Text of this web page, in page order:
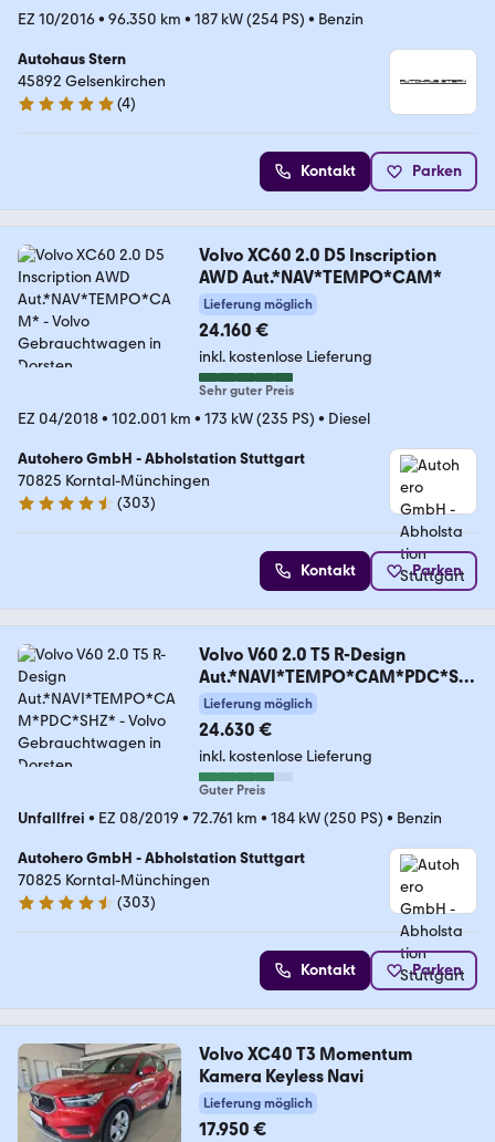
EZ 10/2016• 96.350 km • 187 kW (254 PS) • Benzin
Autohaus Stern
45892 Gelsenkirchen
5 Sterne
(4)
Kontakt Parken
Volvo XC60 2.0 D5 Inscription
AWD Aut.*NAV*TEMPO*CAM*
Lieferung möglich
24.160 €
inkl. kostenlose Lieferung
Sehr guter Preis
EZ 04/2018• 102.001 km • 173 kW (235 PS) • Diesel
Autohero GmbH - Abholstation Stuttgart
70825 Korntal-Münchingen
4.4 Sterne
(303)
Kontakt Parken
Volvo V60 2.0 T5 R-Design
Aut.*NAVI*TEMPO*CAM*PDC*SH
Z*
Lieferung möglich
24.630 €
inkl. kostenlose Lieferung
Guter Preis
Unfallfrei • EZ 08/2019 • 72.761 km • 184 kW (250 PS) • Benzin
Autohero GmbH - Abholstation Stuttgart
70825 Korntal-Münchingen
4.4 Sterne
(303)
Kontakt Parken
Volvo XC40 T3 Momentum
Kamera Keyless Navi
Lieferung möglich
17.950 €